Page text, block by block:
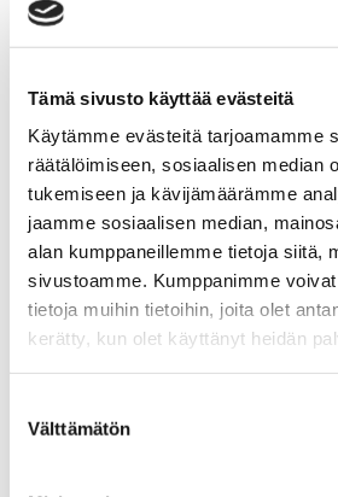
Tämä sivusto käyttää evästeitä
Käytämme evästeitä tarjoamamme
räätälöimiseen, sosiaalisen median
tukemiseen ja kävijämäärämme
jaamme sosiaalisen median,
alan kumppaneillemme tietoja siitä,
sivustoamme. Kumppanimme
tietoja muihin tietoihin, joita olet
kerätty, kun olet käyttänyt heidän
valinta
Välttämätön
Syvä lumi
Hyötykäyttö
Nuoriso
Kelkkavarusteet &
AJOASUT
Ajohanskat